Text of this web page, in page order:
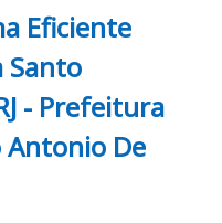
Eficiente
Santo
- Prefeitura
Antonio De